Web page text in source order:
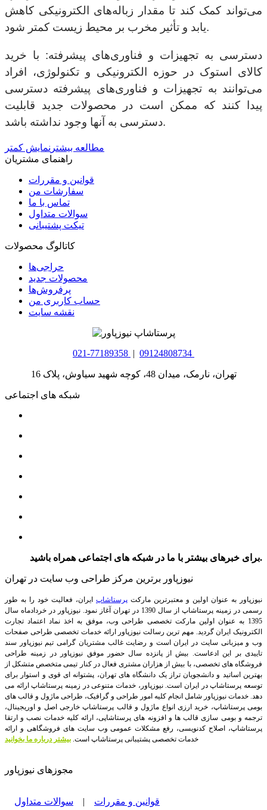
می‌تواند کمک کند تا مقدار زباله‌های الکترونیکی کاهش
یابد و تأثیر مخرب بر محیط زیست کمتر شود.
دسترسی به تجهیزات و فناوری‌های پیشرفته: با خرید
کالای استوک در حوزه الکترونیکی و تکنولوژی، افراد
می‌توانند به تجهیزات و فناوری‌های پیشرفته دسترسی
پیدا کنند که ممکن است در محصولات جدید قابلیت
دسترسی به آنها وجود نداشته باشد.
مطالعه بیشتر نمایش کمتر
راهنمای مشتریان
قوانین و مقررات
سفارشات من
تماس با ما
سوالات متداول
تیکت پشتیبانی
کاتالوگ محصولات
حراجی‌ها
محصولات جدید
پرفروش‌ها
حساب کاربری من
نقشه سایت
021-77189358 | 09124808734
تهران، نارمک، میدان 48، کوچه شهید سیاوش، پلاک 16
شبکه های اجتماعی
برای خبرهای بیشتر با ما در شبکه های اجتماعی همراه باشید.
نیوزپاور برترین مرکز طراحی وب سایت در تهران
نیوزپاور به عنوان اولین و معتبرترین مارکت پرستاشاپ ایران، فعالیت خود را به طور
رسمی در زمینه پرستاشاپ از سال 1390 در تهران آغاز نمود. نیوزپاور در خردادماه سال
1395 به عنوان اولین مارکت تخصصی طراحی وب، موفق به اخذ نماد اعتماد تجارت
الکترونیک ایران گردید. مهم ترین رسالت نیوزپاور ارائه خدمات تخصصی طراحی صفحات
وب و میزبانی سایت در ایران است و رضایت غالب مشتریان گرامی تیم نیوزپاور سند
تاییدی بر این ادعاست. بیش از پانزده سال حضور موفق نیوزپاور در زمینه طراحی
فروشگاه های تخصصی، با بیش از هزاران مشتری فعال در کنار تیمی متخصص متشکل از
بهترین اساتید و دانشجویان تراز یک دانشگاه های تهران، پشتوانه ای قوی و استوار برای
توسعه پرستاشاپ در ایران است.نیوزپاور، خدمات متنوعی در زمینه پرستاشاپ ارائه می
دهد. خدمات نیوزپاور شامل انجام کلیه امور طراحی و گرافیک، طراحی ماژول و قالب های
بومی پرستاشاپ، خرید ارزی انواع ماژول و قالب پرستاشاپ خارجی اصل و اوریجینال،
ترجمه و بومی سازی قالب ها و افزونه های پرستاشاپی، ارائه کلیه خدمات نصب و ارتقا
پرستاشاپ، اصلاح کدنویسی، رفع مشکلات عمومی وب سایت های فروشگاهی و ارائه
خدمات تخصصی پشتیبانی پرستاشاپ است. بیشتر درباره ما بخوانید
مجوزهای نیوزپاور
قوانین و مقررات | سوالات متداول